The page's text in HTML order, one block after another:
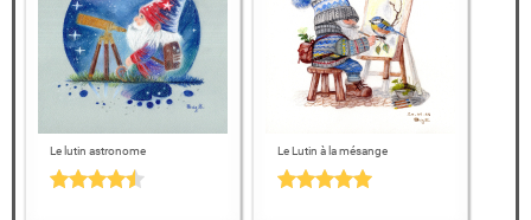
Le lutin astronome Le Lutin à la mésange